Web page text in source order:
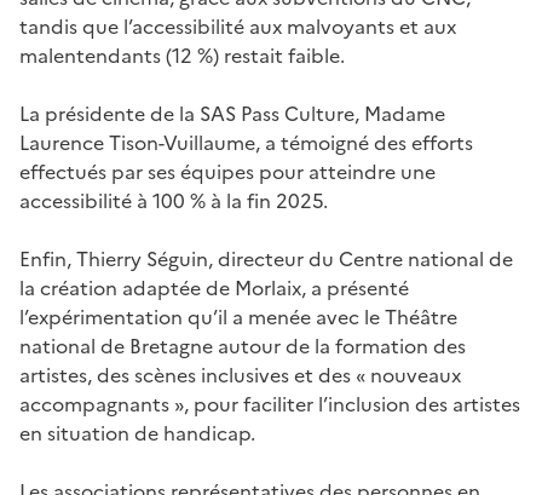
tandis que l’accessibilité aux malvoyants et aux
malentendants (12 %) restait faible.
La présidente de la SAS Pass Culture, Madame
Laurence Tison-Vuillaume, a témoigné des efforts
effectués par ses équipes pour atteindre une
accessibilité à 100 % à la fin 2025.
Enfin, Thierry Séguin, directeur du Centre national de
la création adaptée de Morlaix, a présenté
l’expérimentation qu’il a menée avec le Théâtre
national de Bretagne autour de la formation des
artistes, des scènes inclusives et des « nouveaux
accompagnants », pour faciliter l’inclusion des artistes
en situation de handicap.